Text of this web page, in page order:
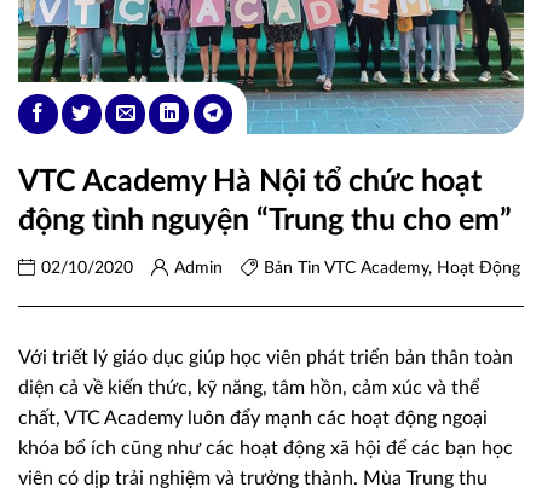
VTC Academy Hà Nội tổ chức hoạt
động tình nguyện “Trung thu cho em”
02/10/2020 Admin Bản Tin VTC Academy, Hoạt Động
Với triết lý giáo dục giúp học viên phát triển bản thân toàn
diện cả về kiến thức, kỹ năng, tâm hồn, cảm xúc và thể
chất, VTC Academy luôn đẩy mạnh các hoạt động ngoại
khóa bổ ích cũng như các hoạt động xã hội để các bạn học
viên có dịp trải nghiệm và trưởng thành. Mùa Trung thu